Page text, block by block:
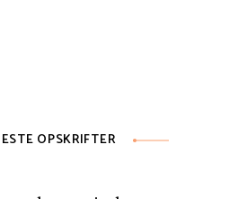
OPSKRIFTER